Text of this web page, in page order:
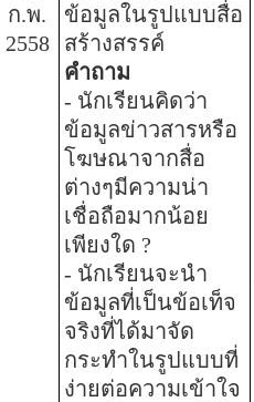
ก.พ.
2558
ข้อมูลในรูปแบบสื่อ
สร้างสรรค์
คำถาม
- นักเรียนคิดว่า
ข้อมูลข่าวสารหรือ
โฆษณาจากสื่อ
ต่างๆมีความน่า
เชื่อถือมากน้อย
เพียงใด ?
- นักเรียนจะนำ
ข้อมูลที่เป็นข้อเท็จ
จริงที่ได้มาจัด
กระทำในรูปแบบที่
ง่ายต่อความเข้าใจ